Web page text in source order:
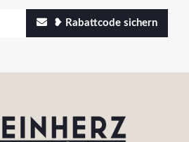
❥ Rabattcode sichern